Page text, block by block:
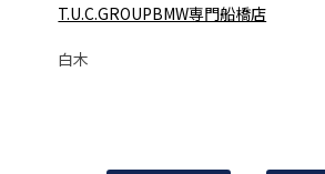
T.U.C.GROUPBMW専門船橋店
白木